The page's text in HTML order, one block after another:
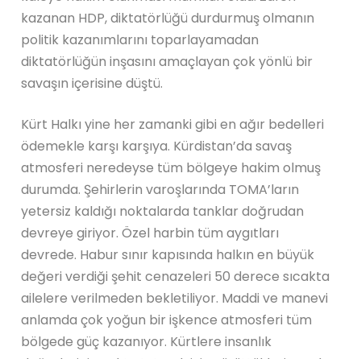
kazanan HDP, diktatörlüğü durdurmuş olmanın
politik kazanımlarını toparlayamadan
diktatörlüğün inşasını amaçlayan çok yönlü bir
savaşın içerisine düştü.
Kürt Halkı yine her zamanki gibi en ağır bedelleri
ödemekle karşı karşıya. Kürdistan’da savaş
atmosferi neredeyse tüm bölgeye hakim olmuş
durumda. Şehirlerin varoşlarında TOMA’ların
yetersiz kaldığı noktalarda tanklar doğrudan
devreye giriyor. Özel harbin tüm aygıtları
devrede. Habur sınır kapısında halkın en büyük
değeri verdiği şehit cenazeleri 50 derece sıcakta
ailelere verilmeden bekletiliyor. Maddi ve manevi
anlamda çok yoğun bir işkence atmosferi tüm
bölgede güç kazanıyor. Kürtlere insanlık